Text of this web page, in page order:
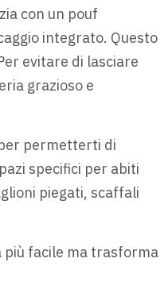
con un pouf
integrato. Questo
evitare di lasciare
grazioso e
permetterti di
specifici per abiti
piegati, scaffali
più facile ma trasforma